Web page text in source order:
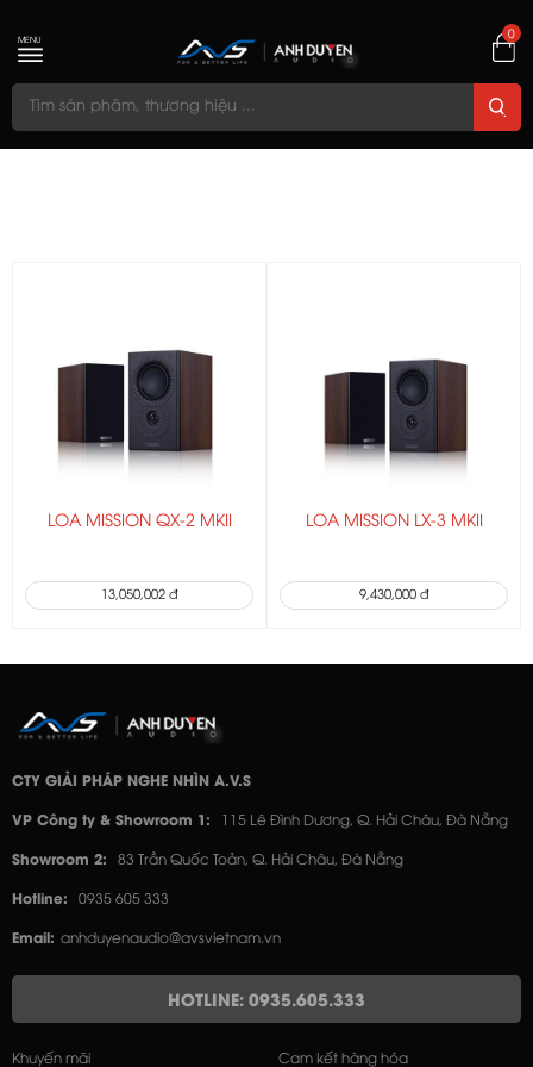
0
MENU
LOA MISSION QX-2 MKII
13,050,002 đ
LOA MISSION LX-3 MKII
9,430,000 đ
CTY GIẢI PHÁP NGHE NHÌN A.V.S
VP Công ty & Showroom 1: 115 Lê Đình Dương, Q. Hải Châu, Đà Nẵng
Showroom 2: 83 Trần Quốc Toản, Q. Hải Châu, Đà Nẵng
Hotline: 0935 605 333
Email: anhduyenaudio@avsvietnam.vn
HOTLINE: 0935.605.333
Khuyến mãi Cam kết hàng hóa